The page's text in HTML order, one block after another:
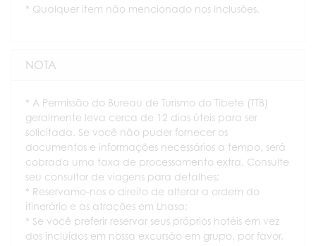
* Qualquer item não mencionado nos Inclusões.
NOTA
* A Permissão do Bureau de Turismo do Tibete (TTB)
geralmente leva cerca de 12 dias úteis para ser
solicitada. Se você não puder fornecer os
documentos e informações necessários a tempo, será
cobrada uma taxa de processamento extra. Consulte
seu consultor de viagens para detalhes;
* Reservamo-nos o direito de alterar a ordem do
itinerário e as atrações em Lhasa;
* Se você preferir reservar seus próprios hotéis em vez
dos incluídos em nossa excursão em grupo, por favor,